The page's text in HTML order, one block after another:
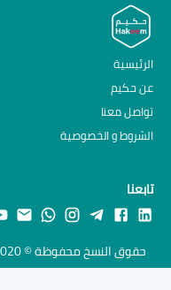
الرئيسية
عن حكيم
تواصل معنا
الشروط و الخصوصية
تابعنا
حقوق النسخ محفوظة © 2020 لدى